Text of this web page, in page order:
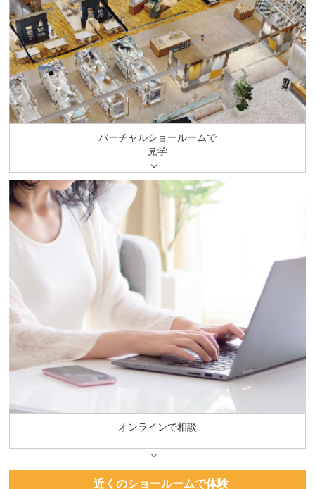
バーチャルショールームで
見学
オンラインで相談
近くのショールームで体験